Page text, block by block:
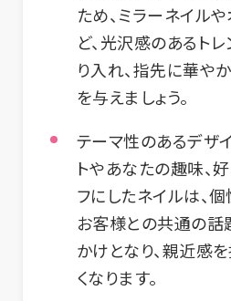
ため、ミラーネイル
ど、光沢感のあるト
り入れ、指先に華や
を与えましょう。
テーマ性のあるデザ
トやあなたの趣味、
フにしたネイルは、
お客様との共通の話
かけとなり、親近感
くなります。